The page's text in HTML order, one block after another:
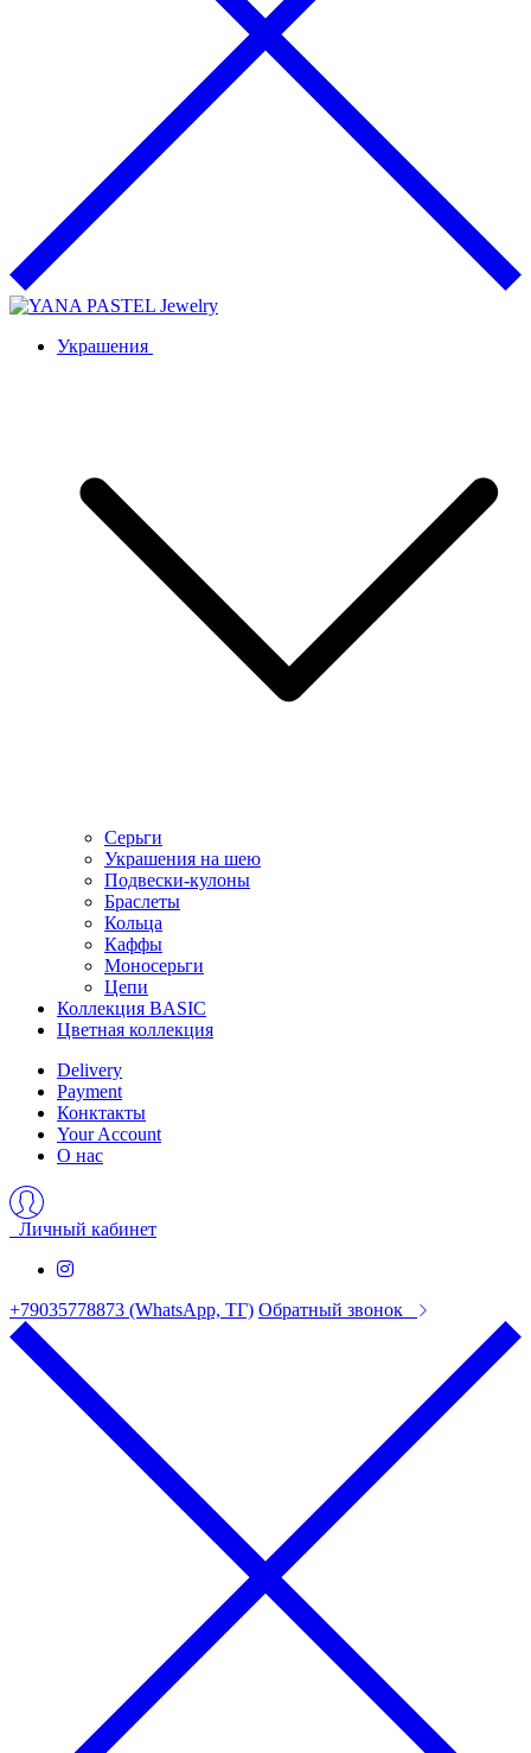
Украшения
Серьги
Украшения на шею
Подвески-кулоны
Браслеты
Кольца
Каффы
Моносерьги
Цепи
Коллекция BASIC
Цветная коллекция
Delivery
Payment
Конктакты
Your Account
О нас
Личный кабинет
+79035778873 (WhatsApp, ТГ) Обратный звонок